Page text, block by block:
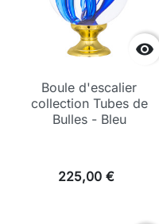

Boule d'escalier
collection Tubes de
Bulles - Bleu
225,00 €